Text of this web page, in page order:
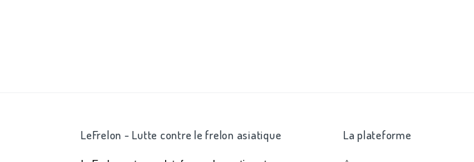
La plateforme
LeFrelon - Lutte contre le frelon asiatique